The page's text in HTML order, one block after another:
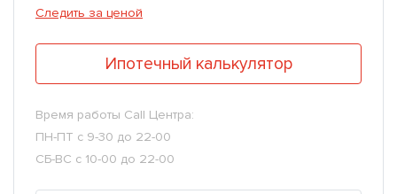
Следить за ценой
Ипотечный калькулятор
Время работы Call Центра:
ПН-ПТ с 9-30 до 22-00
СБ-ВС с 10-00 до 22-00